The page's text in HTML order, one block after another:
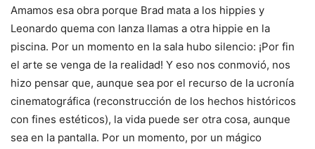
Amamos esa obra porque Brad mata a los hippies y
Leonardo quema con lanza llamas a otra hippie en la
piscina. Por un momento en la sala hubo silencio: ¡Por fin
el arte se venga de la realidad! Y eso nos conmovió, nos
hizo pensar que, aunque sea por el recurso de la ucronía
cinematográfica (reconstrucción de los hechos históricos
con fines estéticos), la vida puede ser otra cosa, aunque
sea en la pantalla. Por un momento, por un mágico